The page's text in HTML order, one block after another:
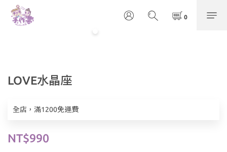
LOVE水晶座
全店，滿1200免運費
NT$990